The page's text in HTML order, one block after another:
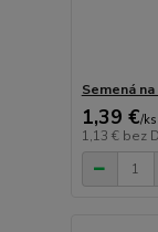
Semená
1,39 €/ks
1,13 € bez